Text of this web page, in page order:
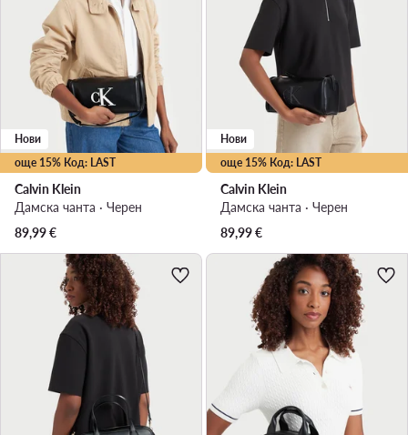
още 15% Код: LAST
Нови
Calvin Klein
Дамска чанта · Черен
89,99€
още 15% Код: LAST
Нови
Calvin Klein
Дамска чанта · Черен
89,99€